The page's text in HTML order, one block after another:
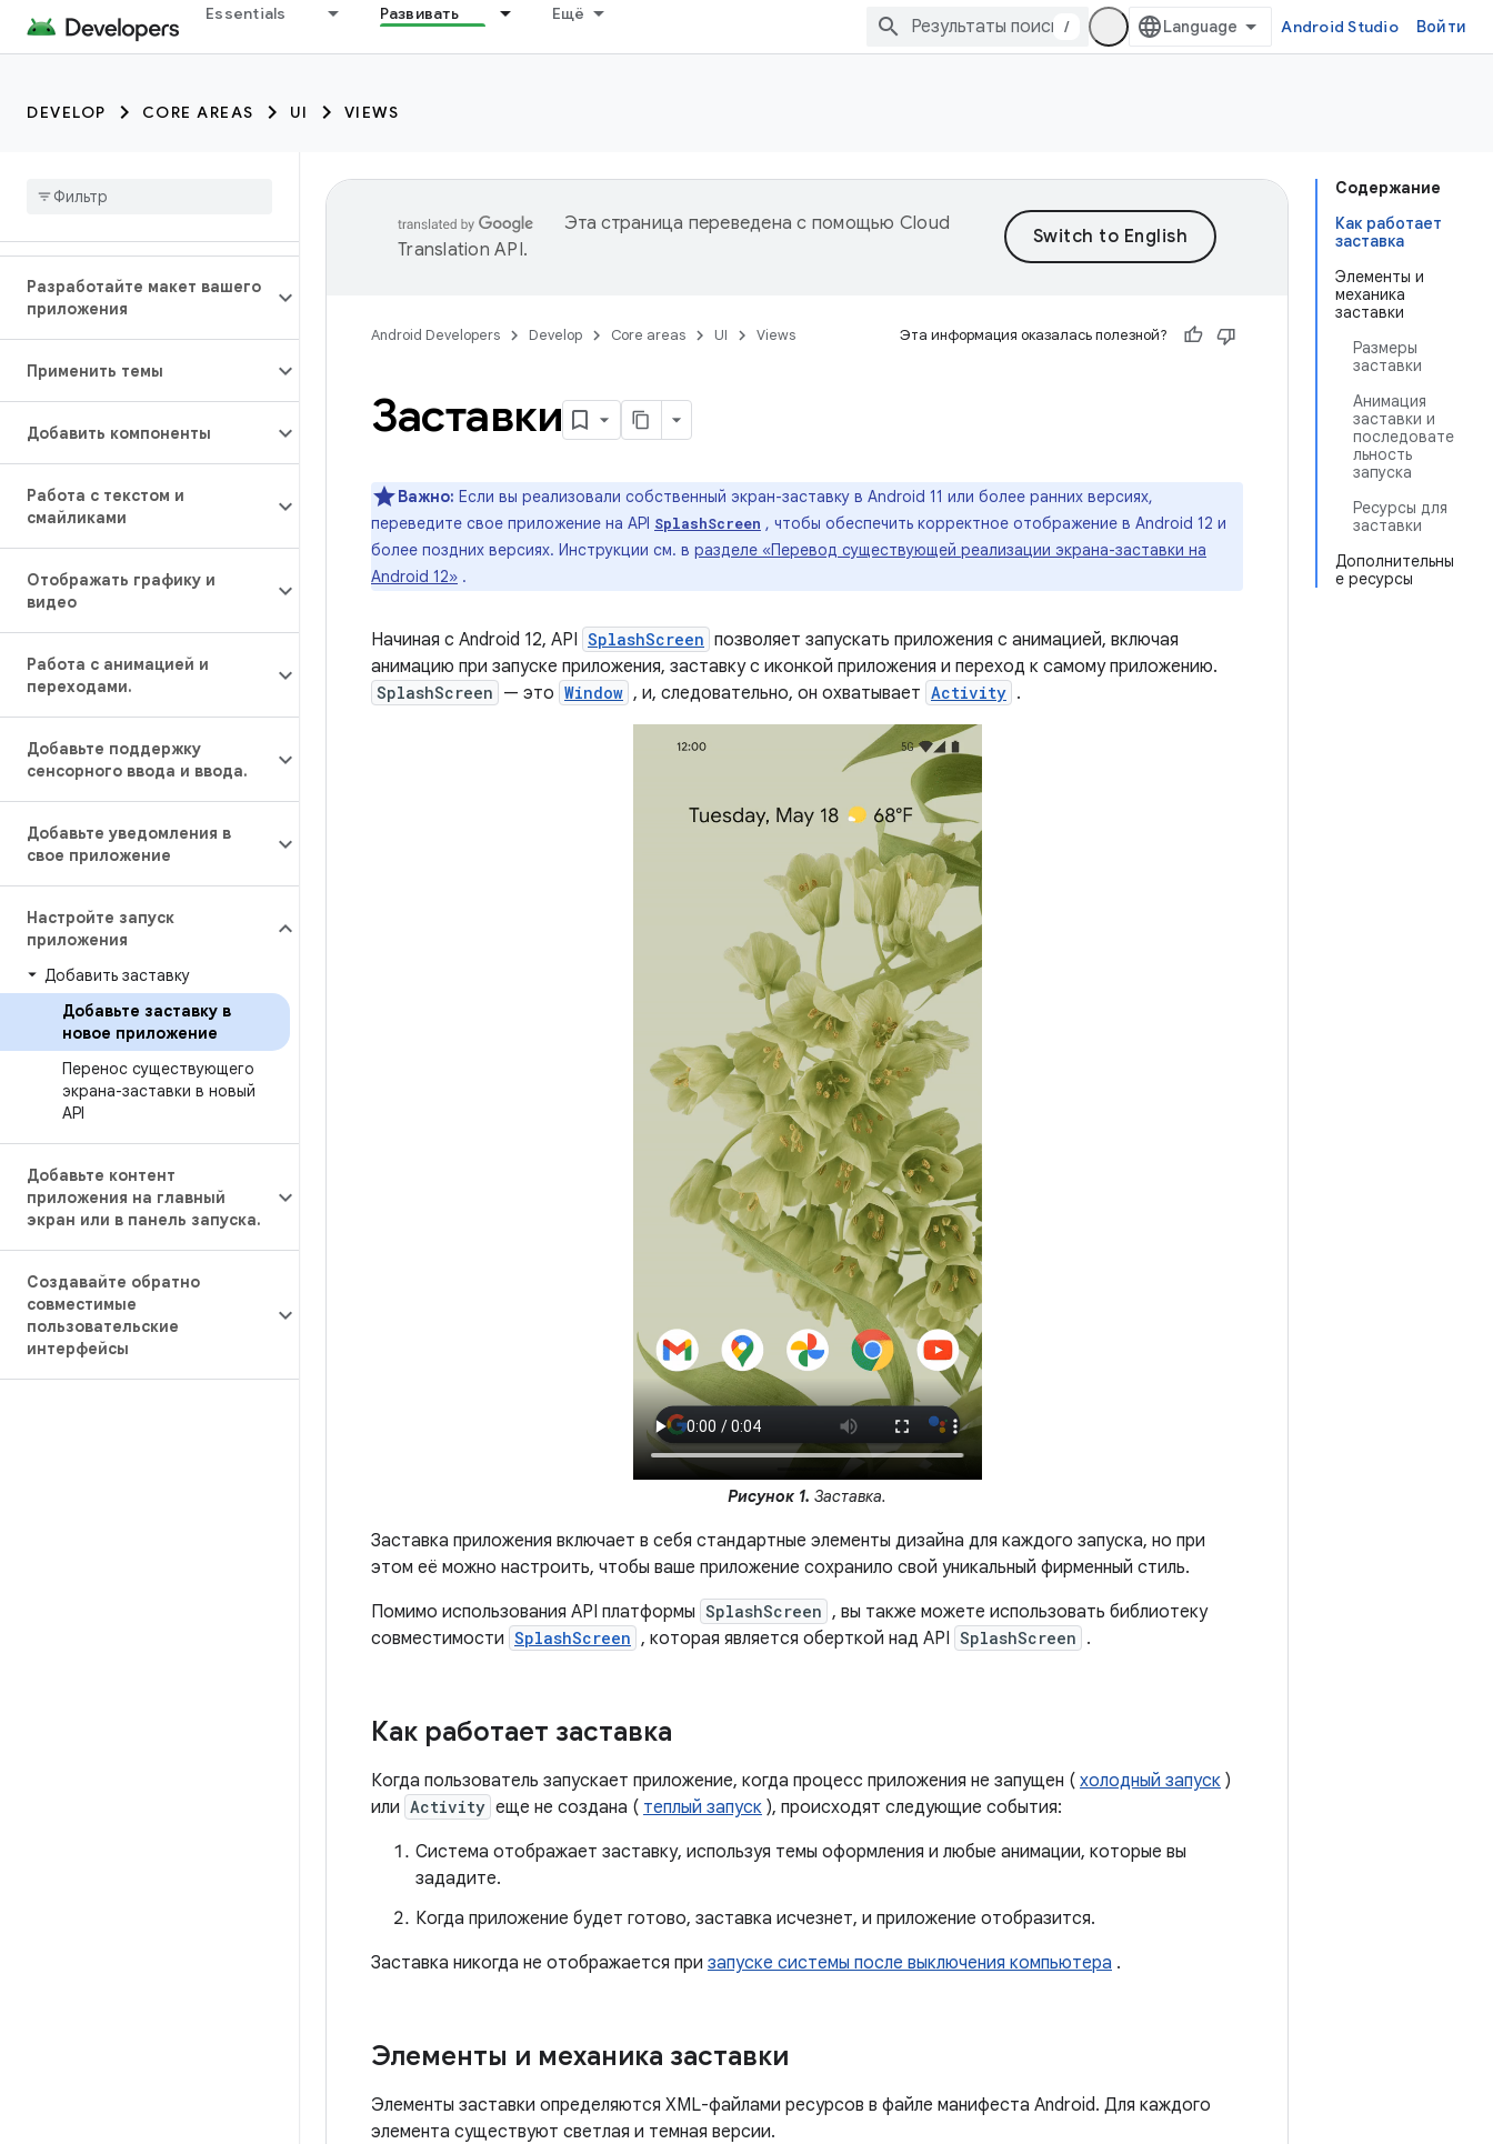
Essentials Развивать Ещё
/ Android Studio Войти
DEVELOP CORE AREAS UI VIEWS
Разработайте макет вашего
приложения
Применить темы
Добавить компоненты
Работа с текстом и
смайликами
Отображать графику и
видео
Работа с анимацией и
переходами.
Добавьте поддержку
сенсорного ввода и ввода.
Добавьте уведомления в
свое приложение
Настройте запуск
приложения
Добавить заставку
Добавьте заставку в
новое приложение
Перенос существующего
экрана-заставки в новый
API
Добавьте контент
приложения на главный
экран или в панель запуска.
Создавайте обратно
совместимые
пользовательские
интерфейсы
Содержание
Как работает
заставка
Элементы и
механика
заставки
Размеры
заставки
Анимация
заставки и
последовате
льность
запуска
Ресурсы для
заставки
Дополнительны
е ресурсы
Эта страница переведена с помощью Cloud
Translation API.
Android Developers Develop Core areas UI Views Эта информация оказалась полезной?
Заставки
Важно: Если вы реализовали собственный экран-заставку в Android 11 или более ранних версиях,
переведите свое приложение на API SplashScreen , чтобы обеспечить корректное отображение в Android 12 и
более поздних версиях. Инструкции см. в разделе «Перевод существующей реализации экрана-заставки на
Android 12» .
Начиная с Android 12, API SplashScreen позволяет запускать приложения с анимацией, включая
анимацию при запуске приложения, заставку с иконкой приложения и переход к самому приложению.
SplashScreen — это Window , и, следовательно, он охватывает Activity .
Рисунок 1. Заставка.
Заставка приложения включает в себя стандартные элементы дизайна для каждого запуска, но при
этом её можно настроить, чтобы ваше приложение сохранило свой уникальный фирменный стиль.
Помимо использования API платформы SplashScreen , вы также можете использовать библиотеку
совместимости SplashScreen , которая является оберткой над API SplashScreen .
Как работает заставка
Когда пользователь запускает приложение, когда процесс приложения не запущен ( холодный запуск )
или Activity еще не создана ( теплый запуск ), происходят следующие события:
Система отображает заставку, используя темы оформления и любые анимации, которые вы
зададите.
Когда приложение будет готово, заставка исчезнет, ​​и приложение отобразится.
Заставка никогда не отображается при запуске системы после выключения компьютера .
Элементы и механика заставки
Элементы заставки определяются XML-файлами ресурсов в файле манифеста Android. Для каждого
элемента существуют светлая и темная версии.